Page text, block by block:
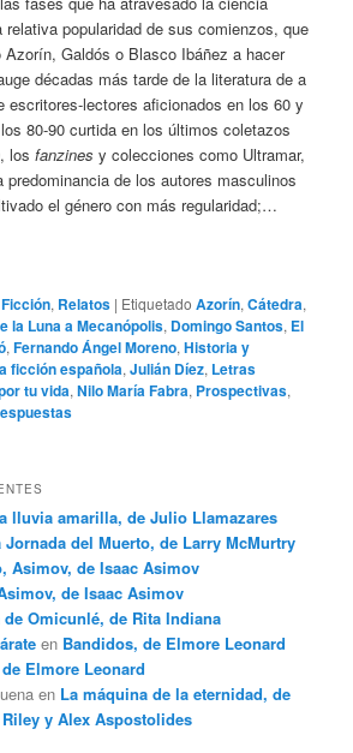
popularidad de sus comienzos, que
Galdós o Blasco Ibáñez a hacer
décadas más tarde de la literatura de a
escritores-lectores aficionados en los 60 y
80-90 curtida en los últimos coletazos
, losfanzines y colecciones como Ultramar,
predominancia de los autores masculinos
el género con más regularidad;…
, Relatos | Etiquetado Azorín,Cátedra,
la Luna a Mecanópolis, Domingo Santos, El
,Fernando Ángel Moreno,Historia y
ficción española,Julián Díez, Letras
tu vida,Nilo María Fabra, Prospectivas,
lluvia amarilla, de Julio Llamazares
Jornada del Muerto, de Larry McMurtry
Asimov, de Isaac Asimov
de Isaac Asimov
de Omicunlé, de Rita Indiana
en Bandidos, de Elmore Leonard
Elmore Leonard
en La máquina de la eternidad, de
y Alex Aspostolides